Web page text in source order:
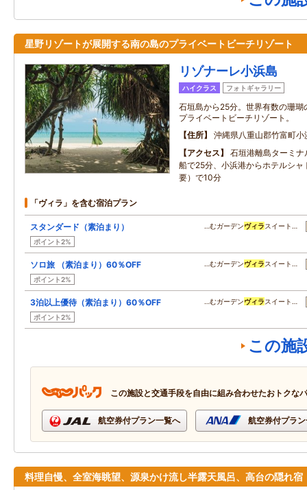
星野リゾートが展開する南の島のプライベートビーチリゾート
リゾナーレ小浜島
ハイクラス フォトギャラリー
石垣島から25分。世界有数の珊
プライベートビーチリゾート。
住所
沖縄県八重山郡竹富町小
アクセス
石垣港離島ターミ
船で25分、小浜港からホテルシャ
要）で10分
「ヴィラ」を含む宿泊プラン
スタンダード（素泊まり）
ポイント2%
…むガーデンヴィラスイート…
ソロ旅 （素泊まり）60％OFF
ポイント2%
…むガーデンヴィラスイート…
3泊以上優待（素泊まり）60％OFF
ポイント2%
…むガーデンヴィラスイート…
この施
この施設と交通手段を自由に組み合わせたおトクな
航空券付プラン一覧へ 航空券付プラ
料理自慢、全室海眺望、源泉かけ流し半露天風呂、高台の隠れ宿